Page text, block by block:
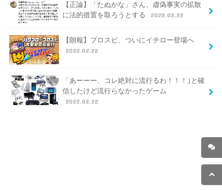
【正論】「たぬかな」さん、虚偽事実の拡散
に法的措置を取ろうとする
2022.02.22
【朗報】プロスピ、ついにイチロー登場へ
2022.02.22
「あーーー、コレ絶対に流行るわ！！！｣と確
信したけど流行らなかったゲーム
2022.02.22